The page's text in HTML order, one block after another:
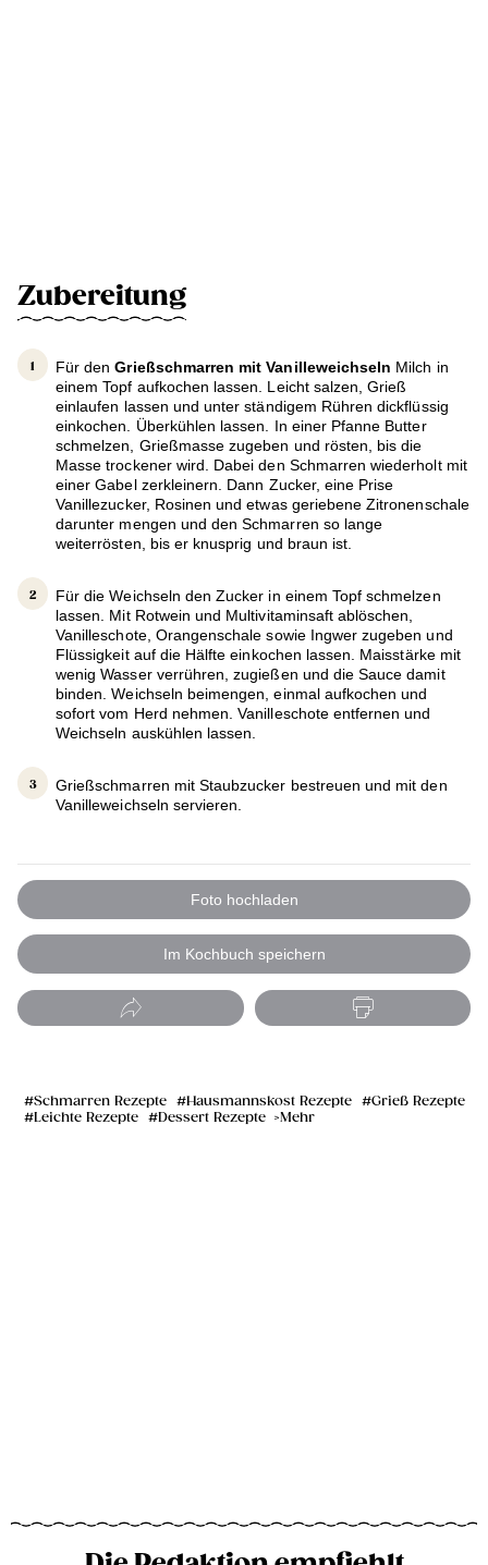
Zubereitung
Für denGrießschmarren mit Vanilleweichseln Milch in
einem Topf aufkochen lassen. Leicht salzen, Grieß
einlaufen lassen und unter ständigem Rühren dickflüssig
einkochen. Überkühlen lassen. In einer Pfanne Butter
schmelzen, Grießmasse zugeben und rösten, bis die
Masse trockener wird. Dabei den Schmarren wiederholt mit
einer Gabel zerkleinern. Dann Zucker, eine Prise
Vanillezucker, Rosinen und etwas geriebene Zitronenschale
darunter mengen und den Schmarren so lange
weiterrösten, bis er knusprig und braun ist.
Für die Weichseln den Zucker in einem Topf schmelzen
lassen. Mit Rotwein und Multivitaminsaft ablöschen,
Vanilleschote, Orangenschale sowie Ingwer zugeben und
Flüssigkeit auf die Hälfte einkochen lassen. Maisstärke mit
wenig Wasser verrühren, zugießen und die Sauce damit
binden. Weichseln beimengen, einmal aufkochen und
sofort vom Herd nehmen. Vanilleschote entfernen und
Weichseln auskühlen lassen.
Grießschmarren mit Staubzucker bestreuen und mit den
Vanilleweichseln servieren.
Foto hochladen
Im Kochbuch speichern
Schmarren Rezepte Hausmannskost Rezepte
Grieß Rezepte
Leichte Rezepte
Dessert Rezepte Mehr